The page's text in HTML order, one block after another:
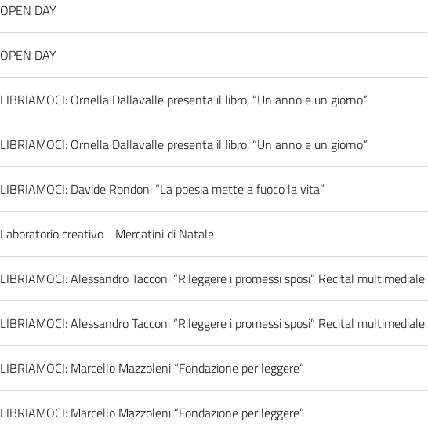
OPEN DAY
OPEN DAY
LIBRIAMOCI: Ornella Dallavalle presenta il libro, “Un anno e un giorno”
LIBRIAMOCI: Ornella Dallavalle presenta il libro, “Un anno e un giorno”
LIBRIAMOCI: Davide Rondoni “La poesia mette a fuoco la vita”
Laboratorio creativo - Mercatini di Natale
LIBRIAMOCI: Alessandro Tacconi “Rileggere i promessi sposi”. Recital multimediale.
LIBRIAMOCI: Alessandro Tacconi “Rileggere i promessi sposi”. Recital multimediale.
LIBRIAMOCI: Marcello Mazzoleni “Fondazione per leggere”.
LIBRIAMOCI: Marcello Mazzoleni “Fondazione per leggere”.